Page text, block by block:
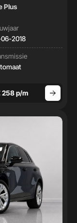
Plus
2018
258 p/m